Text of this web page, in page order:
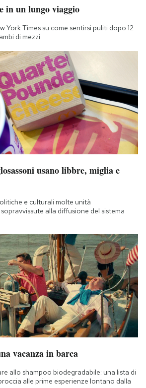
in un lungo viaggio
York Times su come sentirsi puliti dopo 12
di mezzi
usano libbre, miglia e
e culturali molte unità
alla diffusione del sistema
vacanza in barca
allo shampoo biodegradabile: una lista di
alle prime esperienze lontano dalla